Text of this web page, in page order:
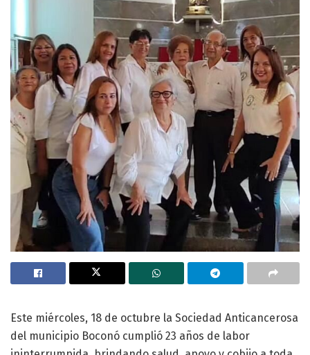
Este miércoles, 18 de octubre la Sociedad Anticancerosa
del municipio Boconó cumplió 23 años de labor